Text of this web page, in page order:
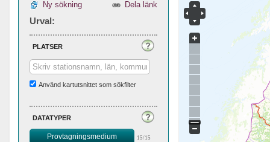
Ny sökning Dela länk
Urval:
platser
Använd kartutsnittet som sökfilter
datatyper
Provtagningsmedium 15/15